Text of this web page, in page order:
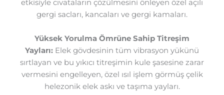
etkisiyle cıvataların çözülmesini önleyen özel açılı
gergi sacları, kancaları ve gergi kamaları.
Yüksek Yorulma Ömrüne Sahip Titreşim
Yayları: Elek gövdesinin tüm vibrasyon yükünü
sırtlayan ve bu yıkıcı titreşimin kule şasesine zarar
vermesini engelleyen, özel ısıl işlem görmüş çelik
helezonik elek askı ve taşıma yayları.